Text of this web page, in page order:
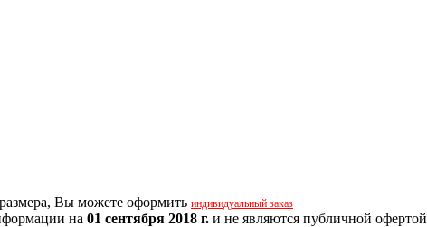
Вы можете оформить индивидуальный заказ
на 01 сентября 2018 г. и не являются публичной офертой